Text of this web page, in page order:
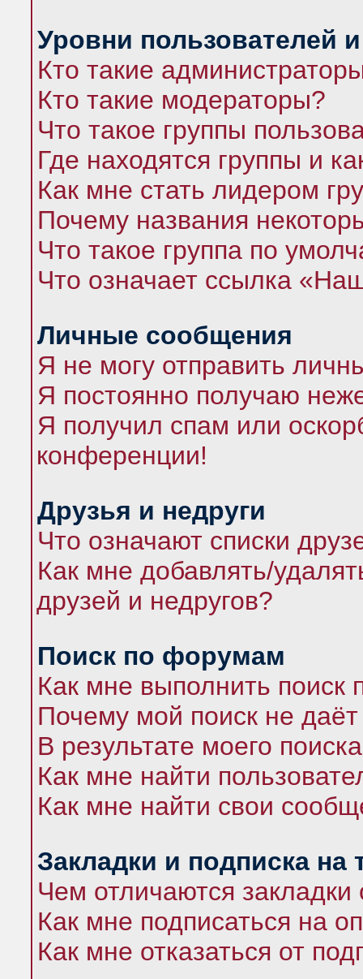
Уровни пользователей
Кто такие
Кто такие модераторы?
Что такое группы
Где находятся группы и
Как мне стать лидером
Почему названия
Что такое группа по
Что означает ссылка
Личные сообщения
Я не могу отправить
Я постоянно получаю
Я получил спам или
конференции!
Друзья и недруги
Что означают списки
Как мне добавлять/
друзей и недругов?
Поиск по форумам
Как мне выполнить
Почему мой поиск не даёт
В результате моего
Как мне найти
Как мне найти свои
Закладки и подписка на
Чем отличаются закладки
Как мне подписаться на
Как мне отказаться от